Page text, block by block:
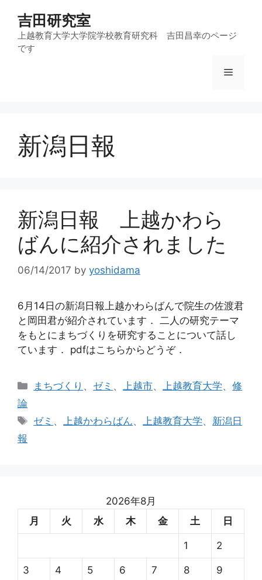
吉田研究室
上越教育大学大学院学校教育研究科 吉田昌幸のページ
です
メ
新潟日報
新潟日報 上越かわら
ばんに紹介されました
06/14/2017 by yoshidama
6月14日の新潟日報上越かわらばんで院生の佐渡君
と岡田君が紹介されています． 二人の研究テーマ
をもとにまちづくりを研究することについて話し
ています． pdfはこちらからどうぞ．
カ
リ
まちづくり 、 ゼミ 、 上越市、 上越教育大学、修
論
タ
ゼミ 、 上越かわらばん、 上越教育大学、 新潟日
報
2026年8月
月
火 水 木 金 土 日
1 2
3 4 5 6 7 8 9